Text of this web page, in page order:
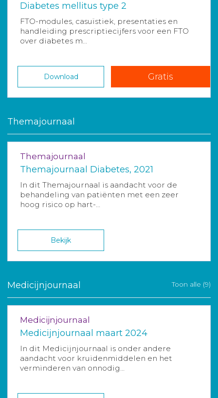
Diabetes mellitus type 2
FTO-modules, casuïstiek, presentaties en
handleiding prescriptiecijfers voor een FTO
over diabetes m...
Download Gratis
Themajournaal
Themajournaal
Themajournaal Diabetes, 2021
In dit Themajournaal is aandacht voor de
behandeling van patiënten met een zeer
hoog risico op hart-...
Bekijk
Medicijnjournaal Toon alle (9)
Medicijnjournaal
Medicijnjournaal maart 2024
In dit Medicijnjournaal is onder andere
aandacht voor kruidenmiddelen en het
verminderen van onnodig...